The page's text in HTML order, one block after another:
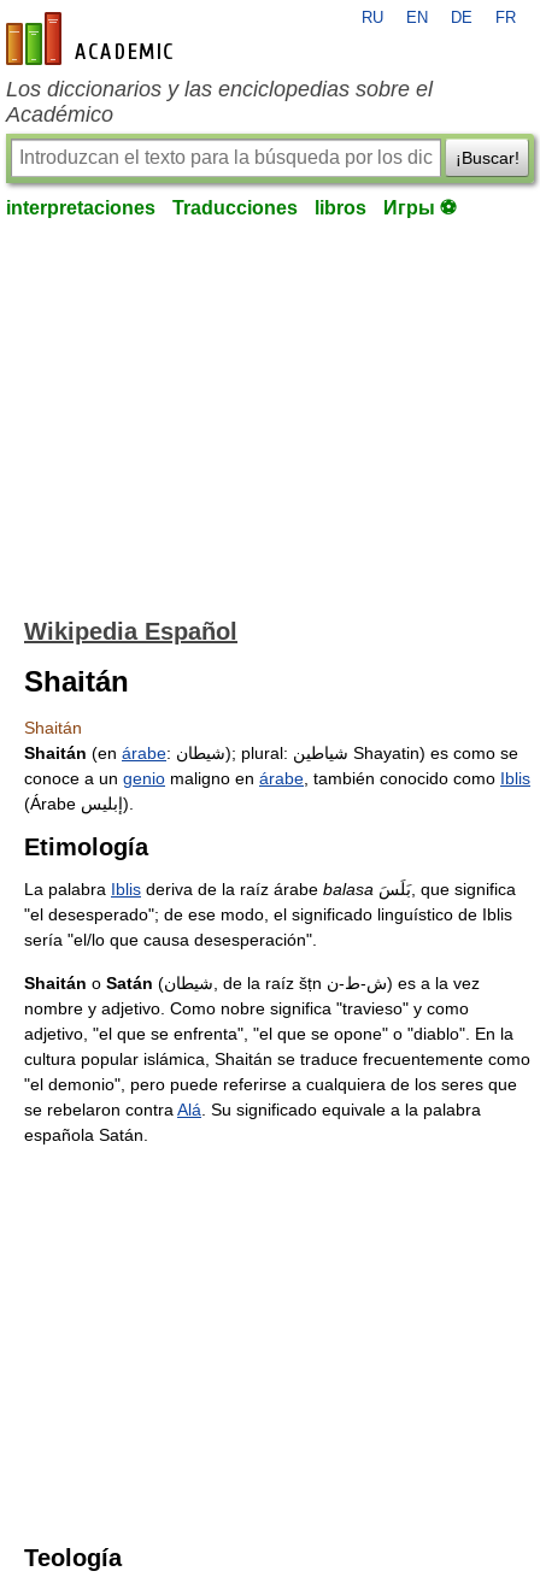
es-academic.com
RU EN DE FR
Los diccionarios y las enciclopedias sobre el
Académico
¡Buscar!
interpretaciones Traducciones libros Игры ⚽
Wikipedia Español
Shaitán
Shaitán
Shaitán (en árabe: شيطان); plural: شياطين Shayatin) es como se
conoce a un genio maligno en árabe , también conocido como Iblis
(Árabe إبليس).
Etimología
La palabra Iblis deriva de la raíz árabe balasa
"el desesperado"; de ese modo, el significado linguístico de Iblis
sería "el/lo que causa desesperación".
Shaitán o Satán (شيطان, de la raíz šṭn ش-⁬ط-⁬ن) es a la vez
nombre y adjetivo. Como nobre significa "travieso" y como
adjetivo, "el que se enfrenta", "el que se opone" o "diablo". En la
cultura popular islámica, Shaitán se traduce frecuentemente como
"el demonio", pero puede referirse a cualquiera de los seres que
se rebelaron contra Alá . Su significado equivale a la palabra
española Satán.
Teología